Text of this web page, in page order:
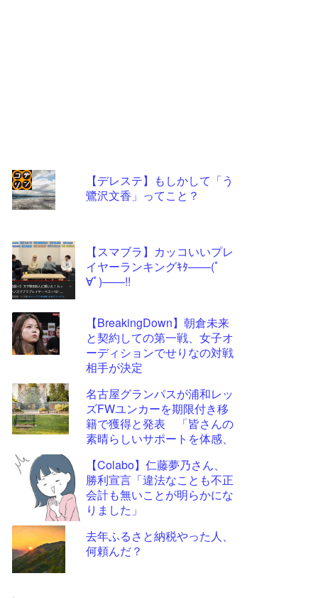
【デレステ】もしかして「う
鷺沢文香」ってこと？
【スマブラ】カッコいいプレ
イヤーランキングｷﾀ――(ﾟ
∀ﾟ)――!!
【BreakingDown】朝倉未来
と契約しての第一戦、女子オ
ーディションでせりなの対戦
相手が決定
名古屋グランパスが浦和レッ
ズFWユンカーを期限付き移
籍で獲得と発表 「皆さんの
素晴らしいサポートを体感、
ん」
【Colabo】仁藤夢乃さん、
勝利宣言「違法なことも不正
会計も無いことが明らかにな
りました」
去年ふるさと納税やった人、
何頼んだ？
コテ
- 固
定リ
ンク
自動
更新
ツー